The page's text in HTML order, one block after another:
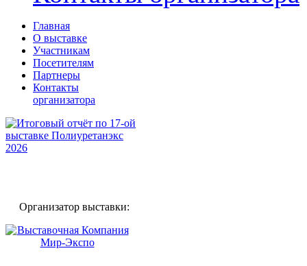
Главная
О выставке
Участникам
Посетителям
Партнеры
Контакты
организатора
Организатор выставки: